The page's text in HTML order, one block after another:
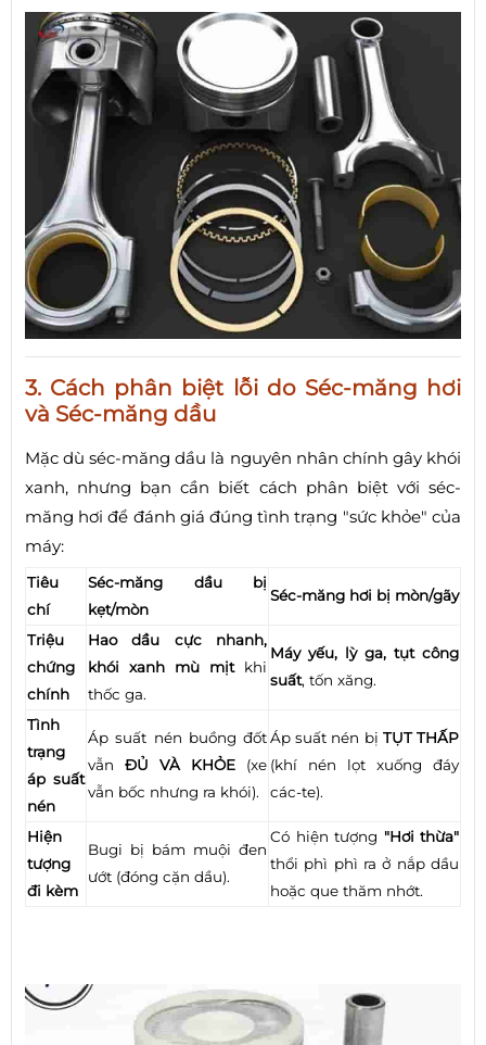
3. Cách phân biệt lỗi do Séc-măng hơi
và Séc-măng dầu
Mặc dù séc-măng dầu là nguyên nhân chính gây khói
xanh, nhưng bạn cần biết cách phân biệt với séc-
măng hơi để đánh giá đúng tình trạng "sức khỏe" của
máy:
Tiêu
chí
Séc-măng dầu bị
kẹt/mòn
Séc-măng hơi bị mòn/gãy
Triệu
chứng
chính
Hao dầu cực nhanh,
khói xanh mù mịtkhi
thốc ga.
Máy yếu, lỳ ga, tụt công
suất, tốn xăng.
Tình
trạng
áp suất
nén
Áp suất nén buồng đốt
vẫn ĐỦ VÀ KHỎE (xe
vẫn bốc nhưng ra khói).
Áp suất nén bị TỤT THẤP
(khí nén lọt xuống đáy
các-te).
Hiện
tượng
đi kèm
Bugi bị bám muội đen
ướt (đóng cặn dầu).
Có hiện tượng "Hơi thừa"
thổi phì phì ra ở nắp dầu
hoặc que thăm nhớt.